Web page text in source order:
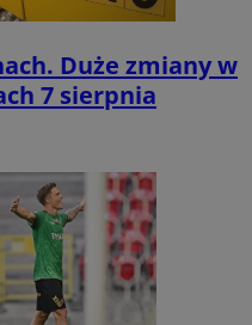
Duże zmiany w
7 sierpnia